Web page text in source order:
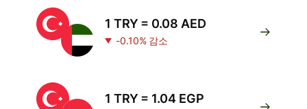
1 TRY = 0.08 AED
-0.10% 감소
1 TRY = 1.04 EGP